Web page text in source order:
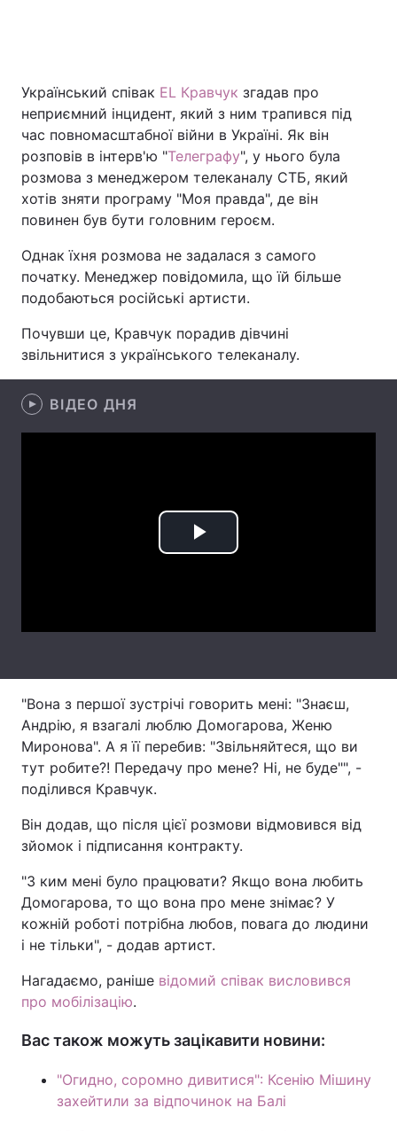
Головна Війна
Україна Політика
Економіка Світ
Техно і зв'язок Лайт
Здоров'я Туризм
Цікавинки
Екологія Регіони
Послуги
Український співак EL Кравчук згадав про
неприємний інцидент, який з ним трапився під
час повномасштабної війни в Україні. Як він
розповів в інтерв'ю "Телеграфу", у нього була
розмова з менеджером телеканалу СТБ, який
хотів зняти програму "Моя правда", де він
повинен був бути головним героєм.
Однак їхня розмова не задалася з самого
початку. Менеджер повідомила, що їй більше
подобаються російські артисти.
Почувши це, Кравчук порадив дівчині
звільнитися з українського телеканалу.
ВІДЕО ДНЯ
Play
"Вона з першої зустрічі говорить мені: "Знаєш,
Андрію, я взагалі люблю Домогарова, Женю
Миронова". А я її перебив: "Звільняйтеся, що ви
тут робите?! Передачу про мене? Ні, не буде"", -
поділився Кравчук.
Він додав, що після цієї розмови відмовився від
зйомок і підписання контракту.
"З ким мені було працювати? Якщо вона любить
Домогарова, то що вона про мене знімає? У
кожній роботі потрібна любов, повага до людини
і не тільки", - додав артист.
Нагадаємо, раніше відомий співак висловився
про мобілізацію.
Вас також можуть зацікавити новини:
"Огидно, соромно дивитися": Ксенію Мішину
захейтили за відпочинок на Балі